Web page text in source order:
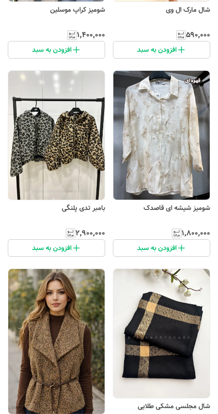
شال مارک ال وی
۵۹۰٬۰۰۰
افزودن به سبد
شومیز کراپ موسلین
۱٬۴۰۰٬۰۰۰
افزودن به سبد
شومیز شیشه ای قاصدک
۱٬۸۰۰٬۰۰۰
افزودن به سبد
بامبر تدی پلنگی
۲٬۹۰۰٬۰۰۰
افزودن به سبد
شال مجلسی مشکی طلایی